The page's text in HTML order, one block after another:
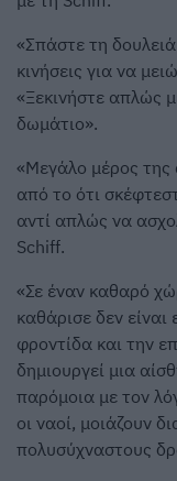
«Σπάστε τη
κινήσεις για να
«Ξεκινήστε απλώς
δωμάτιο».
«Μεγάλο μέρος της
από το ότι
αντί απλώς να
Schiff.
«Σε έναν καθαρό
καθάρισε δεν
φροντίδα και την
δημιουργεί μια
παρόμοια με τον
οι ναοί, μοιάζουν
πολυσύχναστους